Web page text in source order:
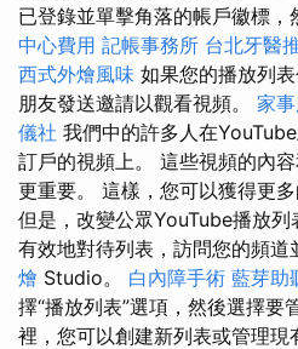
已登錄並單擊角落的帳戶徽標，
中心費用 記帳事務所 台北牙醫
西式外燴風味 如果您的播放列
朋友發送邀請以觀看視頻。 家
儀社 我們中的許多人在
訂戶的視頻上。 這些視頻的內
更重要。 這樣，您可以獲得更多
但是，改變公眾YouTube播放
有效地對待列表，訪問您的頻道
燴 Studio。 白內障手術 藍芽助
擇“播放列表”選項，然後選擇要
裡，您可以創建新列表或管理現